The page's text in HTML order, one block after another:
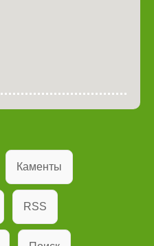
Каменты
RSS